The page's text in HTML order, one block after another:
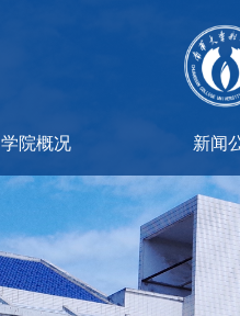
学院概况 新闻